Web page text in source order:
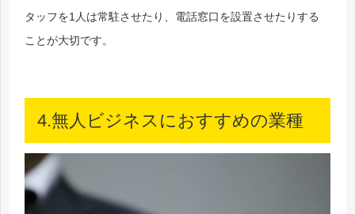
タッフを1人は常駐させたり、電話窓口を設置させたりする
ことが大切です。
4.無人ビジネスにおすすめの業種